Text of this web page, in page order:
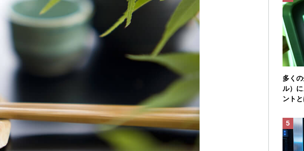
多く
ル）
ントと